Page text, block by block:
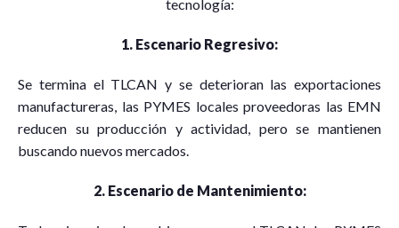
tecnología:
1. Escenario Regresivo:
Se termina el TLCAN y se deterioran las exportaciones
manufactureras, las PYMES locales proveedoras las EMN
reducen su producción y actividad, pero se mantienen
buscando nuevos mercados.
2. Escenario de Mantenimiento: